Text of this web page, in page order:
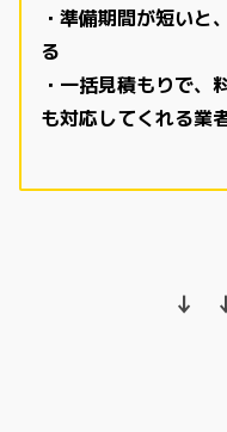
・準備期間が短いと
る
・一括見積もりで、
も対応してくれる業
↓